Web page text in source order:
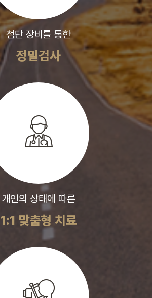
첨단 장비를 통한
정밀검사
개인의 상태에 따른
1:1 맞춤형 치료